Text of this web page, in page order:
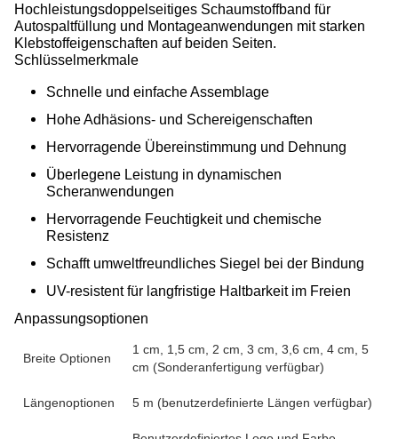
Hochleistungsdoppelseitiges Schaumstoffband für
Autospaltfüllung und Montageanwendungen mit starken
Klebstoffeigenschaften auf beiden Seiten.
Schlüsselmerkmale
Schnelle und einfache Assemblage
Hohe Adhäsions- und Schereigenschaften
Hervorragende Übereinstimmung und Dehnung
Überlegene Leistung in dynamischen
Scheranwendungen
Hervorragende Feuchtigkeit und chemische
Resistenz
Schafft umweltfreundliches Siegel bei der Bindung
UV-resistent für langfristige Haltbarkeit im Freien
Anpassungsoptionen
Breite Optionen
1 cm, 1,5 cm, 2 cm, 3 cm, 3,6 cm, 4 cm, 5
cm (Sonderanfertigung verfügbar)
Längenoptionen 5 m (benutzerdefinierte Längen verfügbar)